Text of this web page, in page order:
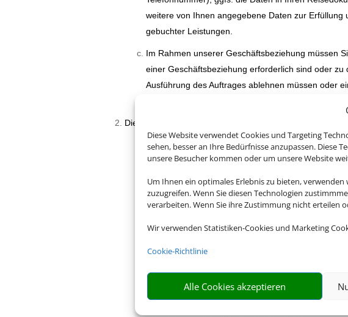
Diese Website verwendet Cookies und Targeting
sehen, besser an Ihre Bedürfnisse anzupassen. Diese
unsere Besucher kommen oder um unsere Website
Um Ihnen ein optimales Erlebnis zu bieten,
zuzugreifen. Wenn Sie diesen Technologien
verarbeiten. Wenn Sie ihre Zustimmung nicht
Wir verwenden Statistiken-Cookies und Marketing
Cookie-Richtlinie
Alle Cookies akzeptieren
weitere von Ihnen angegebene Daten zur
gebuchter Leistungen.
Im Rahmen unserer Geschäftsbeziehung müssen
einer Geschäftsbeziehung erforderlich sind oder
Ausführung des Auftrages ablehnen müssen oder
Die Rechtsgrundlagen der Verarbeitung
Die von Ihnen erhobenen personenbezogenen
Verarbeitung ergeben sich aus den jeweiligen
Die Rechtsgrundlagen der Verarbeitung Ihrer
• Art. 6 Abs. 1 lit. a DSGVO dient unserem
bestimmten Verarbeitungszweck einholen oder
• Ist die Verarbeitung personenbezogener Daten
Buchungen der Fall ist, so beruht die
• Unterliegt unser Unternehmen einer rechtlichen
beispielsweise zur Erfüllung steuerlicher Pflichten